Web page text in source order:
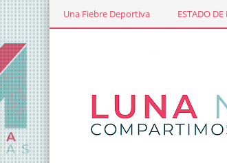
Una Fiebre Deportiva ESTADO